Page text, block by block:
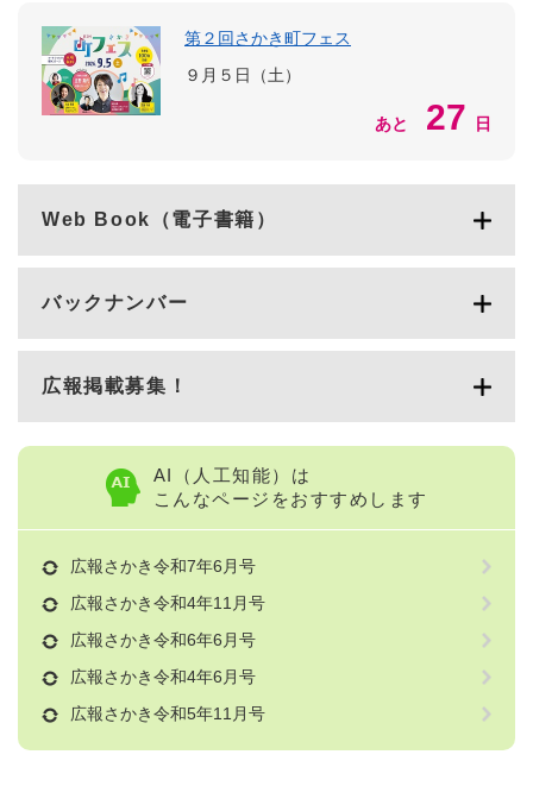
第２回さかき町フェス
９月５日（土）
あと 27 日
Web Book（電子書籍）
バックナンバー
広報掲載募集！
AI（人工知能）は
こんなページをおすすめします
広報さかき令和7年6月号
広報さかき令和4年11月号
広報さかき令和6年6月号
広報さかき令和4年6月号
広報さかき令和5年11月号